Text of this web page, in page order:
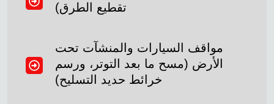
تقطيع الطرق)
مواقف السيارات والمنشآت تحت
الأرض (مسح ما بعد التوتر، ورسم
خرائط حديد التسليح)